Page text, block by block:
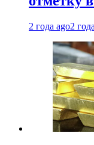
2 года ago2